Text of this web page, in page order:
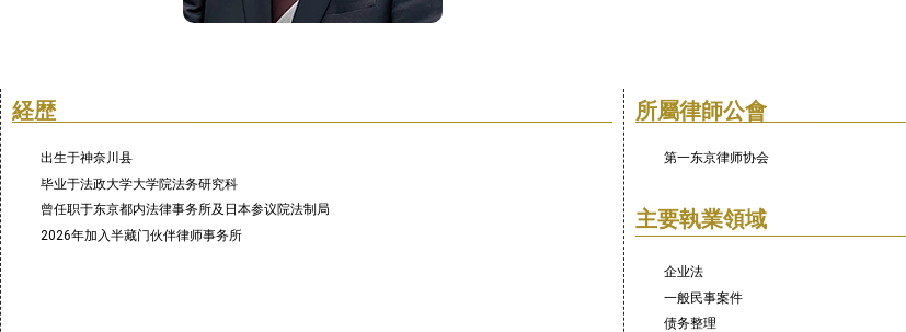
経歴
出生于神奈川县
毕业于法政大学大学院法务研究科
曾任职于东京都内法律事务所及日本参议院法制局
2026年加入半藏门伙伴律师事务所
所屬律師公會
第一东京律师协会
主要執業領域
企业法
一般民事案件
债务整理